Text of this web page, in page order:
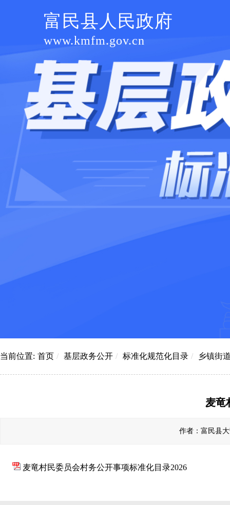
富民县人民政府
www.kmfm.gov.cn
当前位置: 首页 / 基层政务公开 / 标准化规范化目录 / 乡镇街
麦竜
作者：富民县
麦竜村民委员会村务公开事项标准化目录2026